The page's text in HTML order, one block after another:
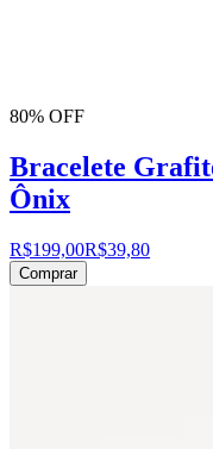
80% OFF
Bracelete
Ônix
R$199,00R$39,80
Comprar